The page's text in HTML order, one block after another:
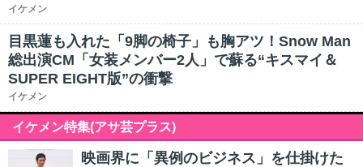
イケメン
目黒蓮も入れた「9脚の椅子」も胸アツ！Snow Man
総出演CM「女装メンバー2人」で蘇る“キスマイ＆
SUPER EIGHT版”の衝撃
イケメン
イケメン特集(アサ芸プラス)
映画界に「異例のビジネス」を仕掛けた